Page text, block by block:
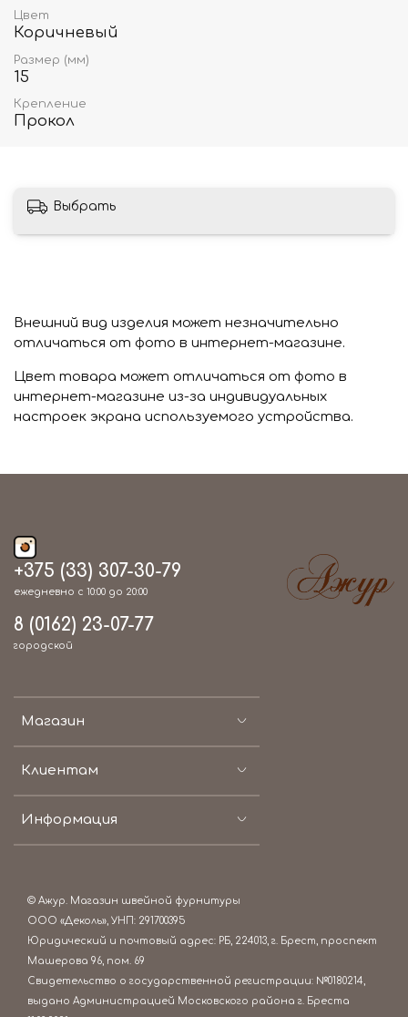
Цвет
Коричневый
Размер (мм)
15
Крепление
Прокол
Выбрать
Внешний вид изделия может незначительно
отличаться от фото в интернет-магазине.
Цвет товара может отличаться от фото в
интернет-магазине из-за индивидуальных
настроек экрана используемого устройства.
Магазин
Клиентам
Информация
+375 (33) 307-30-79
ежедневно с 10:00 до 20:00
8 (0162) 23-07-77
городской
© Ажур. Магазин швейной фурнитуры
ООО «Деколь», УНП: 291700395
Юридический и почтовый адрес: РБ, 224013, г. Брест, проспект
Машерова 96, пом. 69
Свидетельство о государственной регистрации: №0180214,
выдано Администрацией Московского района г. Бреста